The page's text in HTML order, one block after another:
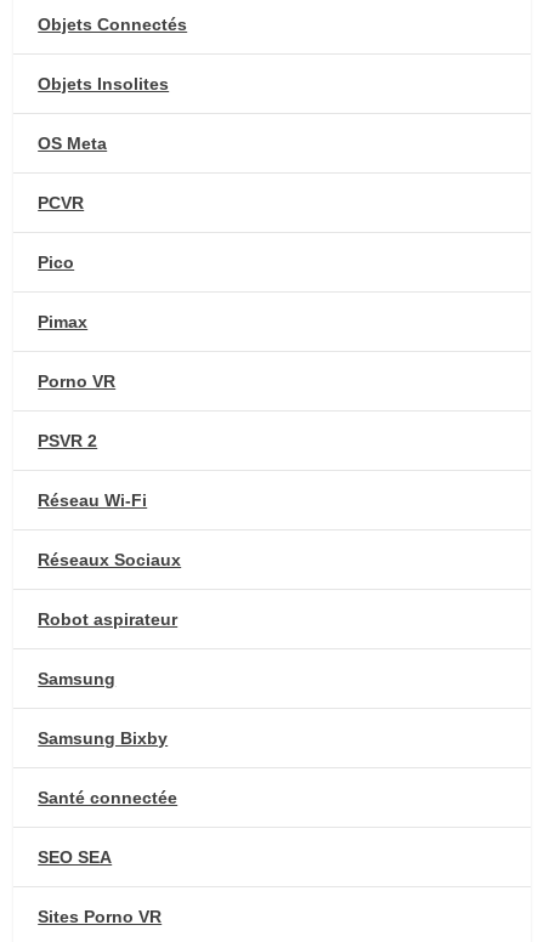
Objets Connectés
Objets Insolites
OS Meta
PCVR
Pico
Pimax
Porno VR
PSVR 2
Réseau Wi-Fi
Réseaux Sociaux
Robot aspirateur
Samsung
Samsung Bixby
Santé connectée
SEO SEA
Sites Porno VR